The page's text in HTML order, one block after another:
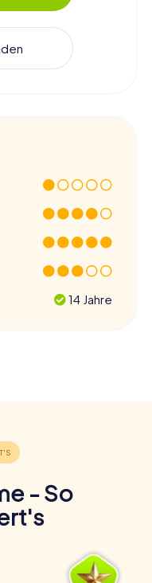
14 Jahre
- So